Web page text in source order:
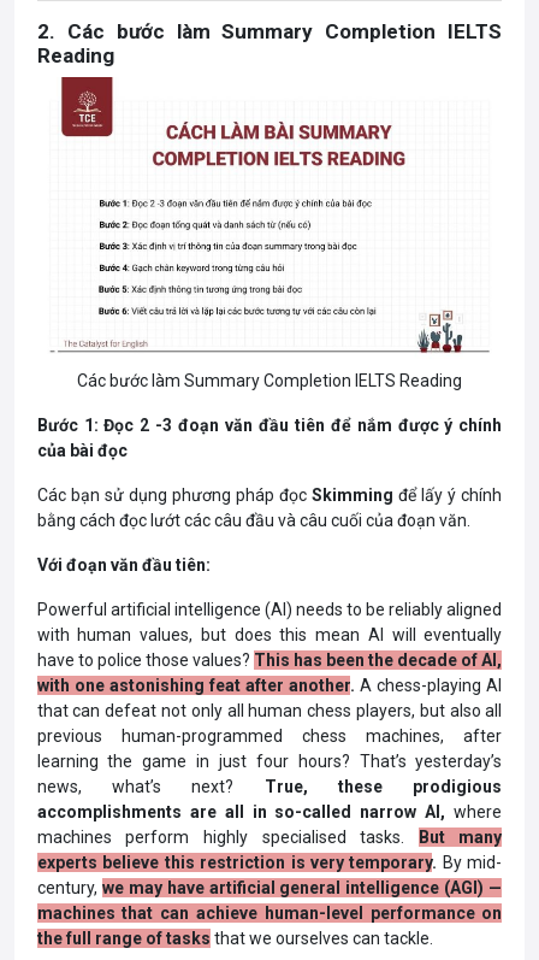
2. Các bước làm Summary Completion IELTS
Reading
Các bước làm Summary Completion IELTS Reading
Bước 1: Đọc 2 -3 đoạn văn đầu tiên để nắm được ý chính
của bài đọc
Các bạn sử dụng phương pháp đọcSkimmingđể lấy ý chính
bằng cách đọc lướt các câu đầu và câu cuối của đoạn văn.
Với đoạn văn đầu tiên:
Powerful artificial intelligence (AI) needs to be reliably aligned
with human values, but does this mean AI will eventually
have to police those values? This has been the decade of AI,
with one astonishing feat after another. A chess-playing AI
that can defeat not only all human chess players, but also all
previous human-programmed chess machines, after
learning the game in just four hours? That’s yesterday’s
news, what’s next? True, these prodigious
accomplishments are all in so-called narrow AI, where
machines perform highly specialised tasks.
But many
experts believe this restriction is very temporary. By mid-
century, we may have artificial general intelligence (AGI) —
machines that can achieve human-level performance on
the full range of tasks that we ourselves can tackle.